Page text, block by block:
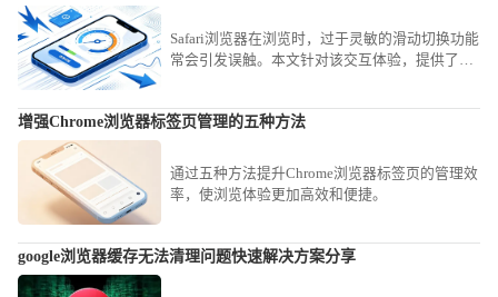
Safari浏览器在浏览时，过于灵敏的滑动切换功能
常会引发误触。本文针对该交互体验，提供了详
浏览网页时的专注度与操作精准性。
增强Chrome浏览器标签页管理的五种方法
通过五种方法提升Chrome浏览器标签页的管理效
率，使浏览体验更加高效和便捷。
google浏览器缓存无法清理问题快速解决方案分享